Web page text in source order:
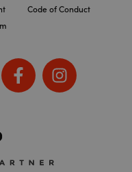
Code of Conduct